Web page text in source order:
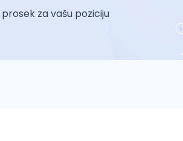
za vašu poziciju